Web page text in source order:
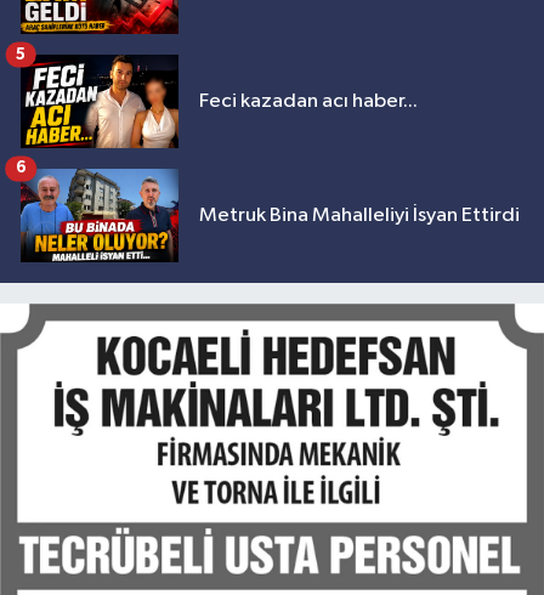
Feci kazadan acı haber...
5
Metruk Bina Mahalleliyi İsyan Ettirdi
6